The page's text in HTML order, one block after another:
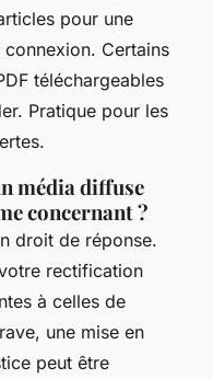
pour une
Certains
téléchargeables
Pratique pour les
média diffuse
concernant ?
droit de réponse.
rectification
à celles de
une mise en
peut être